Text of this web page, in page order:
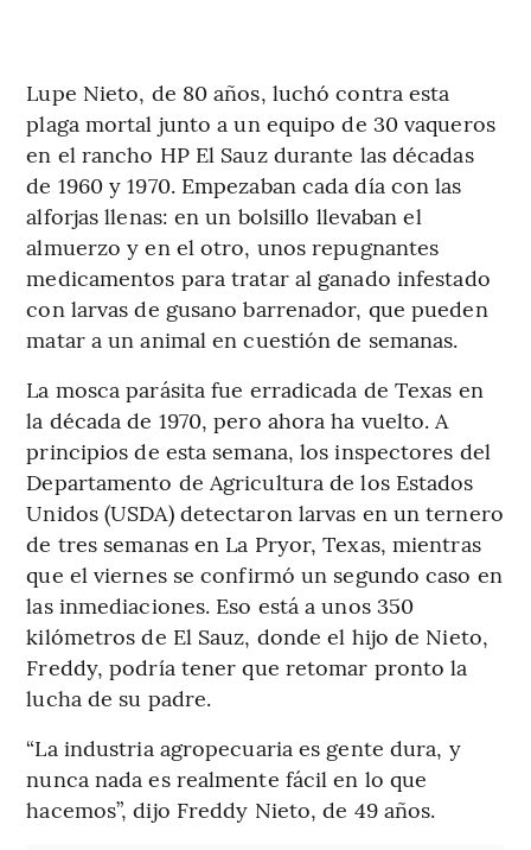
Lupe Nieto, de 80 años, luchó contra esta
plaga mortal junto a un equipo de 30 vaqueros
en el rancho HP El Sauz durante las décadas
de 1960 y 1970. Empezaban cada día con las
alforjas llenas: en un bolsillo llevaban el
almuerzo y en el otro, unos repugnantes
medicamentos para tratar al ganado infestado
con larvas de gusano barrenador, que pueden
matar a un animal en cuestión de semanas.
La mosca parásita fue erradicada de Texas en
la década de 1970, pero ahora ha vuelto. A
principios de esta semana, los inspectores del
Departamento de Agricultura de los Estados
Unidos (USDA) detectaron larvas en un ternero
de tres semanas en La Pryor, Texas, mientras
que el viernes se confirmó un segundo caso en
las inmediaciones. Eso está a unos 350
kilómetros de El Sauz, donde el hijo de Nieto,
Freddy, podría tener que retomar pronto la
lucha de su padre.
“La industria agropecuaria es gente dura, y
nunca nada es realmente fácil en lo que
hacemos”, dijo Freddy Nieto, de 49 años.